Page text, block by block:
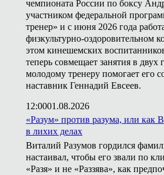
чемпионата России по боксу
участником федеральной
тренер» и с июня 2026 года
физкультурно-оздоровительном
этом кинешемских
теперь совмещает занятия в двух
молодому тренеру помогает его
наставник Геннадий Евсеев.
12:0001.08.2026
«Разум» против разума, или как
в лихих делах
Виталий Разумов гордился
настаивал, чтобы его звали по
«Разя» и не «Раззява», как